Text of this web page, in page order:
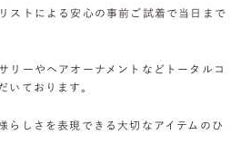
ストによる安心の事前ご試着で当日まで
リーやヘアオーナメントなどトータルコ
いております。
らしさを表現できる大切なアイテムのひ